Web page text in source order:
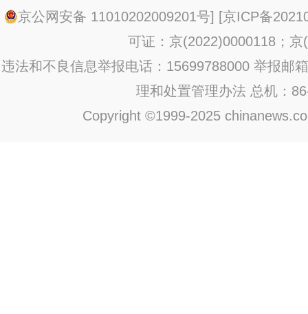
京公网安备 11010202009201号] [京ICP备
可证：京(2022)0000118；京
违法和不良信息举报电话：15699788000 举报邮
理和处置管理办法 总机：
Copyright ©1999-2025